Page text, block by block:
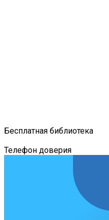
Бесплатная библиотека
Телефон доверия